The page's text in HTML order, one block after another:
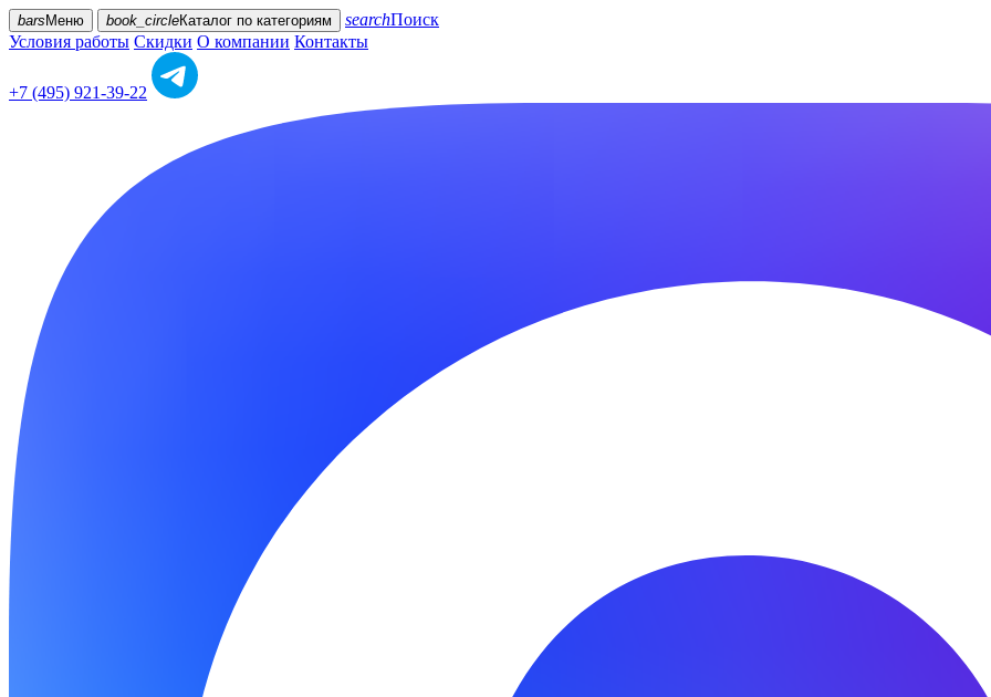
bars Меню book_circleКаталог по категориям searchПоиск
Условия работы Скидки О компании Контакты
+7 (495) 921-39-22